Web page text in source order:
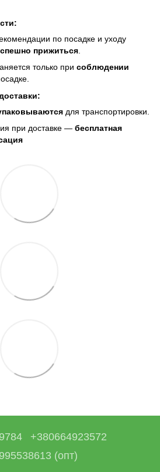
по посадке и уходу
прижиться
только при соблюдении
для транспортировки.
при доставке — бесплатная
+380664923572
(опт)